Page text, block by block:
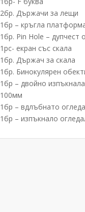
2бр. Държачи за лещи
1бр – кръгла
1бр. Pin Hole – дупчест
1pc- екран със скала
1бр. Държач за скала
1бр. Бинокулярен
1бр – двойно
100мм
1бр – вдлъбнато
1бр – изпъкнало